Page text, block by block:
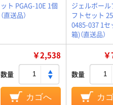
ット PGAG-10E 1個
（直送品）
ジェルボー
フトセット
0485-037 1セ
箱)（直送品）
￥2,538
数量
カゴへ
数量
カ